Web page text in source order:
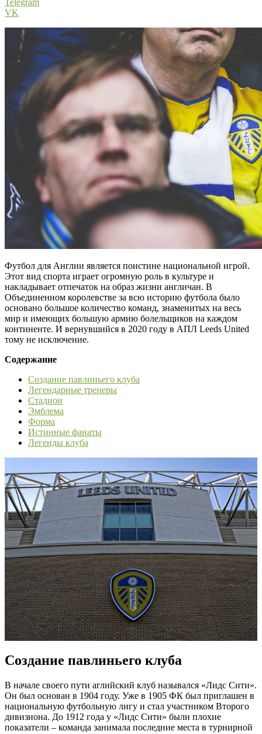
VK
Футбол для Англии является поистине национальной игрой.
Этот вид спорта играет огромную роль в культуре и
накладывает отпечаток на образ жизни англичан. В
Объединенном королевстве за всю историю футбола было
основано большое количество команд, знаменитых на весь
мир и имеющих большую армию болельщиков на каждом
континенте. И вернувшийся в 2020 году в АПЛ Leeds United
тому не исключение.
Содержание
Создание павлиньего клуба
Легендарные тренеры
Стадион
Эмблема
Форма
Истинные фанаты
Легенды клуба
Создание павлиньего клуба
В начале своего пути аглийский клуб назывался «Лидс Сити».
Он был основан в 1904 году. Уже в 1905 ФК был приглашен в
национальную футбольную лигу и стал участником Второго
дивизиона. До 1912 года у «Лидс Сити» были плохие
показатели – команда занимала последние места в турнирной